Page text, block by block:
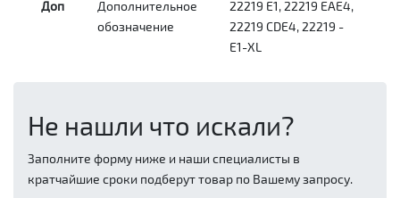
Доп
Дополнительное
обозначение
22219 E1, 22219 EAE4,
22219 CDE4, 22219 -
E1-XL
Не нашли что искали?
Заполните форму ниже и наши специалисты в
кратчайшие сроки подберут товар по Вашему запросу.